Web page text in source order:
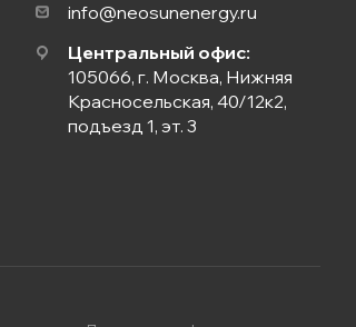
info@neosunenergy.ru
Центральный офис:
105066, г. Москва, Нижняя
Красносельская, 40/12к2,
подъезд 1, эт. 3